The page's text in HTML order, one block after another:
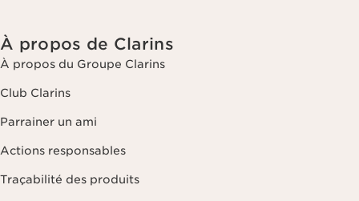
À propos de Clarins
À propos du Groupe Clarins
Club Clarins
Parrainer un ami
Actions responsables
Traçabilité des produits